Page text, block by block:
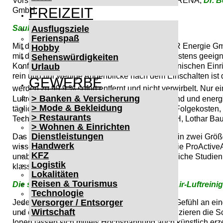
FREIZEIT
Ausflugsziele
Ferienspaß
Hobby
Sehenswürdigkeiten
Urlaub
GEWERBE
> Banken & Versicherung
> Mode & Bekleidung
> Restaurants
> Wohnen & Einrichten
Dienstleistungen
Handwerk
KFZ
Logistik
Lokalitäten
Reisen & Tourismus
Technologie
Versorger / Entsorger
Wirtschaft
GmbH.
Saubere und gesunde Luft für alle Fälle
Mit dem Luftreiniger ProActiveAir bietet die AVR Energie
mit durchaus überschaubaren Investitionen. Bestens
Konferenzräumen, in kommunalen oder medizinischen
rein und nur wenige Augenblicke nach dem Einschalten
werden zu 99,9 % sofort entfernt und nicht verwirbelt. Nur
Luftreiniger ProActiveAir ist ressourcenschonend und
täglich. Keine Verbrauchsmaterialien, geringe
Technischen Vertriebes der AVR Energie GmbH, Lothar
Das Gerät ist in den Farben weiß und schwarz in zwei
wissenschaftlich belegt und offiziell bestätigt, die
unabhängigen Laboren getestet. Wissenschaftliche
klassischen HEPA-Filterlösungen.
Die spezielle Wirkungsweise der ProActiveAir-
Jeder kennt das wohltuende und erfrischende Gefühl an
und energiefördernden Negativ-Ionen. Sie reduzieren die